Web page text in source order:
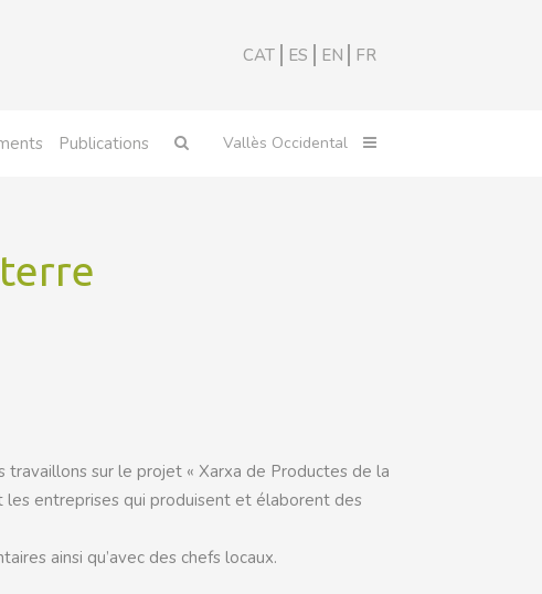
CAT ES EN FR
Publications
travaillons sur le projet « Xarxa de Productes de la
entreprises qui produisent et élaborent des
ainsi qu’avec des chefs locaux.